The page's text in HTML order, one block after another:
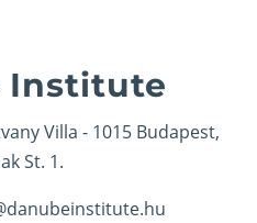
Institute
Villa - 1015 Budapest,
St. 1.